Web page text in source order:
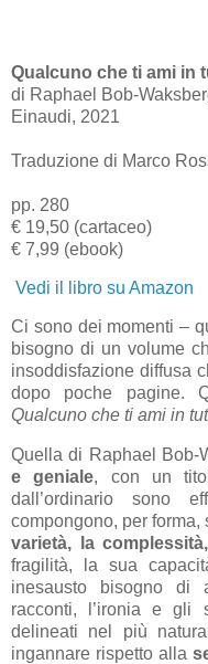
Qualcuno che ti ami in
di Raphael Bob-
Einaudi, 2021
Traduzione di Marco
pp. 280
€ 19,50 (cartaceo)
€ 7,99 (ebook)
Vedi il libro su Amazon
Ci sono dei momenti –
bisogno di un volume
insoddisfazione diffusa
dopo poche pagine.
Qualcuno che ti ami in
Quella di Raphael Bob-
e geniale, con un
dall’ordinario sono
compongono, per forma,
varietà, la
fragilità, la sua
inesausto bisogno di
racconti, l’ironia e gli
delineati nel più
ingannare rispetto alla